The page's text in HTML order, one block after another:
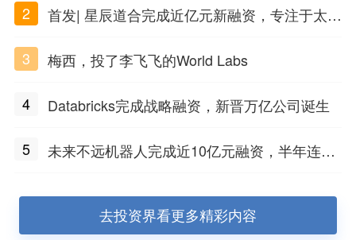
2
首发| 星辰道合完成近亿元新融资，专注于太空
3
梅西，投了李飞飞的World Labs
4 Databricks完成战略融资，新晋万亿公司诞生
5
未来不远机器人完成近10亿元融资，半年连获
去投资界看更多精彩内容